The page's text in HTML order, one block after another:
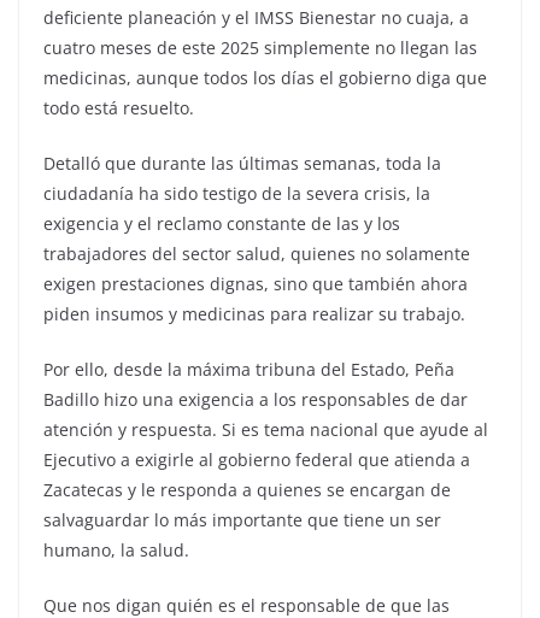
deficiente planeación y el IMSS Bienestar no cuaja, a
cuatro meses de este 2025 simplemente no llegan las
medicinas, aunque todos los días el gobierno diga que
todo está resuelto.
Detalló que durante las últimas semanas, toda la
ciudadanía ha sido testigo de la severa crisis, la
exigencia y el reclamo constante de las y los
trabajadores del sector salud, quienes no solamente
exigen prestaciones dignas, sino que también ahora
piden insumos y medicinas para realizar su trabajo.
Por ello, desde la máxima tribuna del Estado, Peña
Badillo hizo una exigencia a los responsables de dar
atención y respuesta. Si es tema nacional que ayude al
Ejecutivo a exigirle al gobierno federal que atienda a
Zacatecas y le responda a quienes se encargan de
salvaguardar lo más importante que tiene un ser
humano, la salud.
Que nos digan quién es el responsable de que las